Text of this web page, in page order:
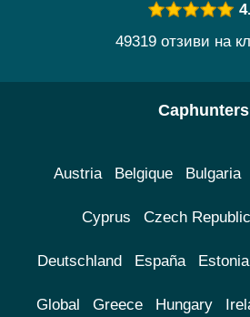
49319 отзиви на
Caphunters
Austria Belgique Bulgaria
Cyprus Czech Republic
Deutschland España Estonia
Global Greece Hungary